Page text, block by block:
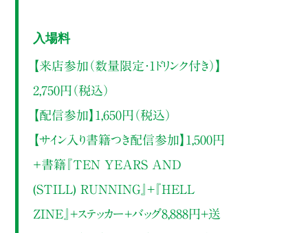
入場料
【来店参加（数量限定・1ドリンク付き）】
2,750円（税込）
【配信参加】1,650円（税込）
【サイン入り書籍つき配信参加】1,500円
＋書籍『TEN YEARS AND
(STILL) RUNNING』+『HELL
ZINE』+ステッカー+バッグ8,888円+送